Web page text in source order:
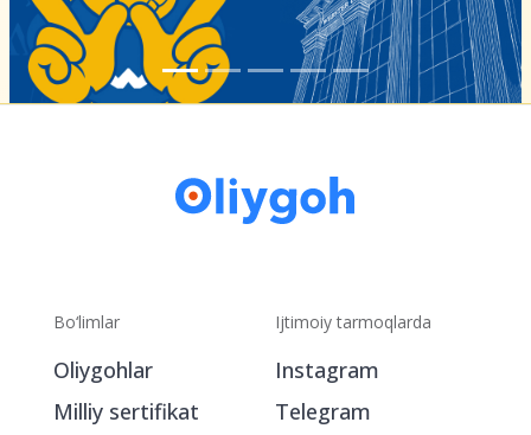
Bo‘limlar
Oliygohlar
Milliy sertifikat
Ijtimoiy tarmoqlarda
Instagram
Telegram